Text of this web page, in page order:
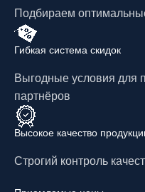
Подбираем
Гибкая система скидок
Выгодные условия для
партнёров
Высокое качество
Строгий контроль